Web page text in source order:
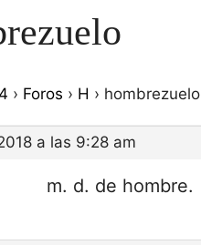
› Foros › H › hombrezuelo
a las 9:28 am
m. d. de hombre.